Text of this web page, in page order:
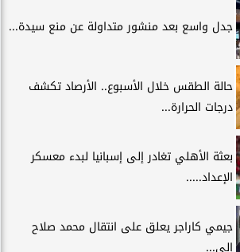
جدل واسع بعد منشور متداولة عن منع سيدة...
حالة الطقس خلال الأسبوع.. الأرصاد تكشف
درجات الحرارة...
بعثة الأهلي تغادر إلى إسبانيا لبدء معسكر
الإعداد.....
جيمي كاراجر يعلق على انتقال محمد صلاح
إلى...